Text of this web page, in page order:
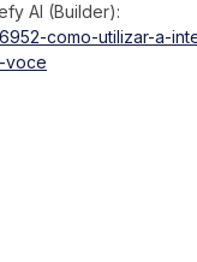
AI (Builder):
como-utilizar-a-
voce